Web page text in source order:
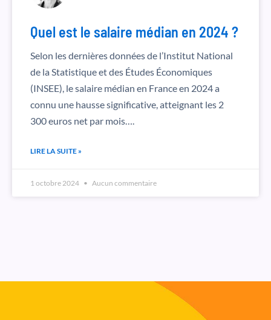
Quel est le salaire médian en 2024 ?
Selon les dernières données de l’Institut National
de la Statistique et des Études Économiques
(INSEE), le salaire médian en France en 2024 a
connu une hausse significative, atteignant les 2
300 euros net par mois….
LIRE LA SUITE »
1 octobre 2024 Aucun commentaire